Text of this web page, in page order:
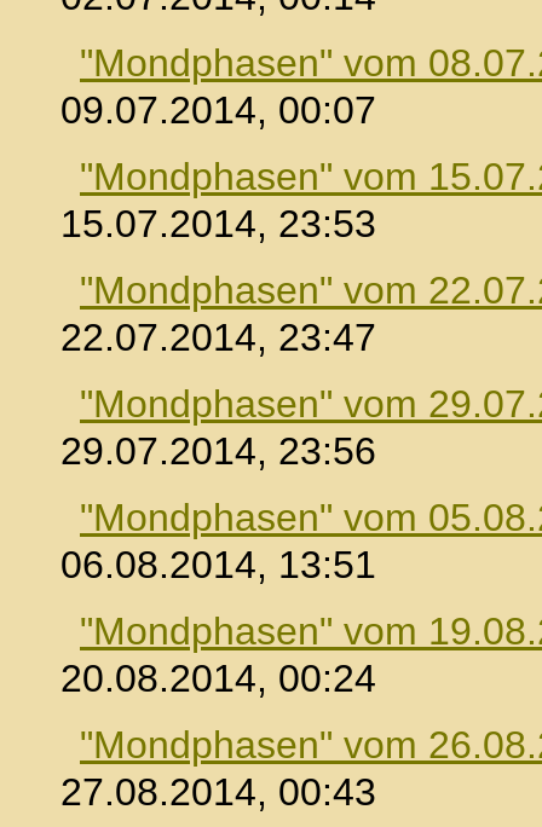
"Mondphasen" vom
09.07.2014, 00:07
"Mondphasen" vom
15.07.2014, 23:53
"Mondphasen" vom
22.07.2014, 23:47
"Mondphasen" vom
29.07.2014, 23:56
"Mondphasen" vom
06.08.2014, 13:51
"Mondphasen" vom
20.08.2014, 00:24
"Mondphasen" vom
27.08.2014, 00:43